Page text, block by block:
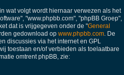
wat volgt wordt hiernaar verwezen als het
"www.phpbb.com", "phpBB Groep",
dat is vrijgegeven onder de "General
gedownload op www.phpbb.com. De
discussies via het internet en GPL
toestaan en/of verbieden als toelaatbare
omtrent phpBB, zie: